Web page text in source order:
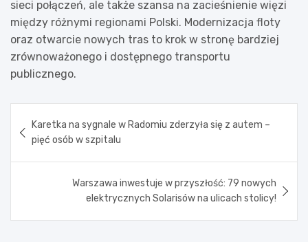
sieci połączeń, ale także szansa na zacieśnienie więzi
między różnymi regionami Polski. Modernizacja floty
oraz otwarcie nowych tras to krok w stronę bardziej
zrównoważonego i dostępnego transportu
publicznego.
wpisu
Karetka na sygnale w Radomiu zderzyła się z autem –
pięć osób w szpitalu
Warszawa inwestuje w przyszłość: 79 nowych
elektrycznych Solarisów na ulicach stolicy!